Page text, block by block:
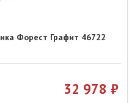
Форест Графит 46722
32 978